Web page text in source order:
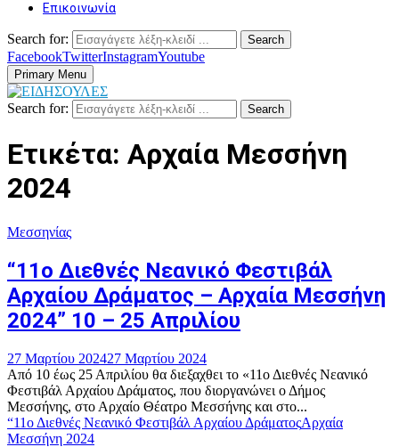
Επικοινωνία
Search for: Search
FacebookTwitterInstagramYoutube
Primary Menu
Search for: Search
Ετικέτα: Αρχαία Μεσσήνη
2024
Μεσσηνίας
“11ο Διεθνές Νεανικό Φεστιβάλ
Αρχαίου Δράματος – Αρχαία Μεσσήνη
2024” 10 – 25 Απριλίου
27 Μαρτίου 202427 Μαρτίου 2024
Από 10 έως 25 Απριλίου θα διεξαχθει το «11ο Διεθνές Νεανικό
Φεστιβάλ Αρχαίου Δράματος, που διοργανώνει ο Δήμος
Μεσσήνης, στο Αρχαίο Θέατρο Μεσσήνης και στο...
“11ο Διεθνές Νεανικό Φεστιβάλ Αρχαίου ΔράματοςΑρχαία
Μεσσήνη 2024